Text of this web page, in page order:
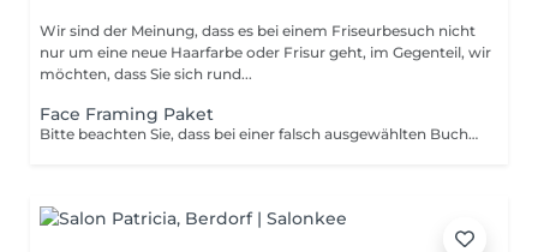
Wir sind der Meinung, dass es bei einem Friseurbesuch nicht
nur um eine neue Haarfarbe oder Frisur geht, im Gegenteil, wir
möchten, dass Sie sich rund...
Face Framing Paket
Bitte beachten Sie, dass bei einer falsch ausgewählten Buchungsoption keine Garantie für die Erbringung der Dienstleistung besteht. Danke für Ihr Verständnis.